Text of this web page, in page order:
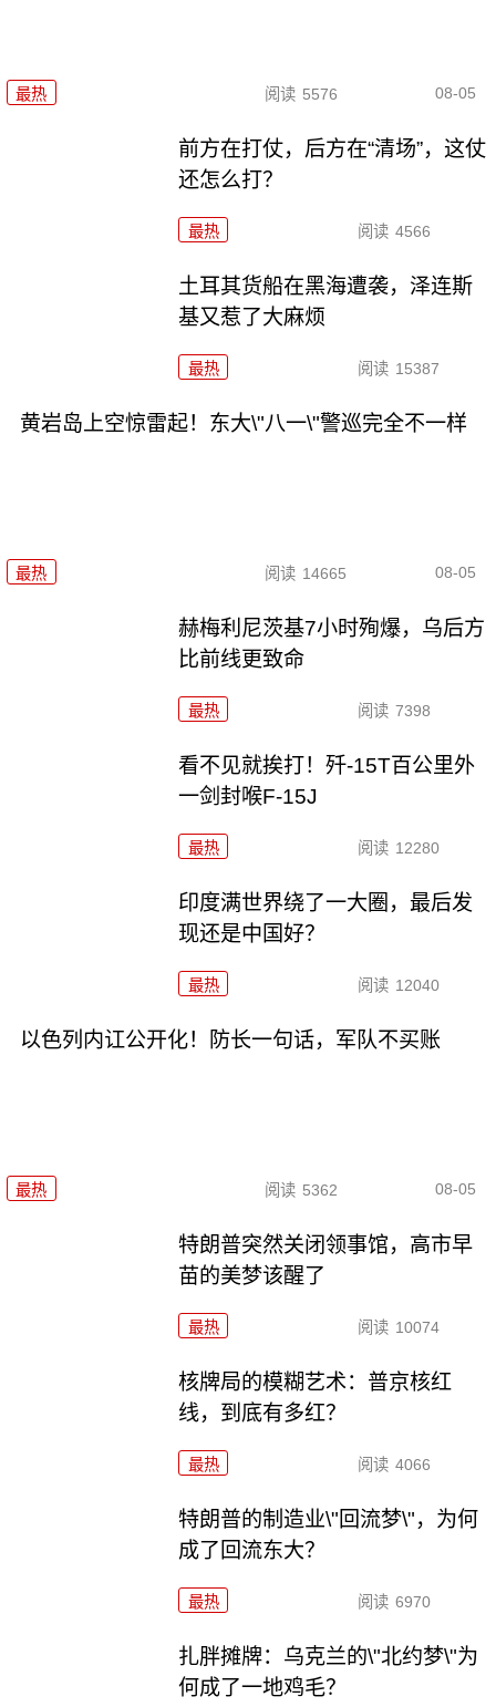
最热 阅读 5576 08-05
前方在打仗，后方在“清场”，这仗
还怎么打？
最热 阅读 4566
土耳其货船在黑海遭袭，泽连斯
基又惹了大麻烦
最热 阅读 15387
黄岩岛上空惊雷起！东大\"八一\"警巡完全不一样
最热 阅读 14665 08-05
赫梅利尼茨基7小时殉爆，乌后方
比前线更致命
最热 阅读 7398
看不见就挨打！歼-15T百公里外
一剑封喉F-15J
最热 阅读 12280
印度满世界绕了一大圈，最后发
现还是中国好？
最热 阅读 12040
以色列内讧公开化！防长一句话，军队不买账
最热 阅读 5362 08-05
特朗普突然关闭领事馆，高市早
苗的美梦该醒了
最热 阅读 10074
核牌局的模糊艺术：普京核红
线，到底有多红？
最热 阅读 4066
特朗普的制造业\"回流梦\"，为何
成了回流东大？
最热 阅读 6970
扎胖摊牌：乌克兰的\"北约梦\"为
何成了一地鸡毛？